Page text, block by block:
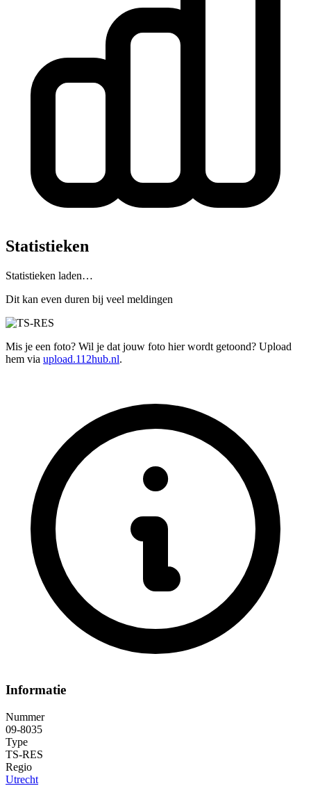
Statistieken
Statistieken laden…
Dit kan even duren bij veel meldingen
Mis je een foto? Wil je dat jouw foto hier wordt getoond? Upload
hem via upload.112hub.nl.
Informatie
Nummer
09-8035
Type
TS-RES
Regio
Utrecht